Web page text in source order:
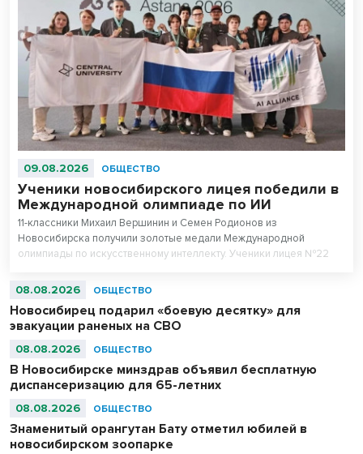
09.08.2026 ОБЩЕСТВО
Ученики новосибирского лицея победили в
Международной олимпиаде по ИИ
11-классники Михаил Вершинин и Семен Родионов из
Новосибирска получили золотые медали Международной
олимпиады по искусственному интеллекту. Ученики лицея №22
абсолютными чемпионами соревнований.
08.08.2026 ОБЩЕСТВО
Новосибирец подарил «боевую десятку» для
эвакуации раненых на СВО
08.08.2026 ОБЩЕСТВО
В Новосибирске минздрав объявил бесплатную
диспансеризацию для 65-летних
08.08.2026 ОБЩЕСТВО
Знаменитый орангутан Бату отметил юбилей в
новосибирском зоопарке